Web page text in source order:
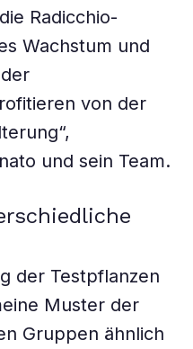
Radicchio-
Wachstum und
von der
und sein Team.
der Testpflanzen
Muster der
Gruppen ähnlich